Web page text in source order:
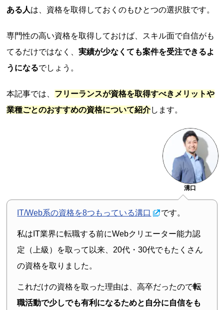
ある人は、資格を取得しておくのもひとつの選択肢です。
専門性の高い資格を取得しておけば、スキル面で自信がも
てるだけではなく、実績が少なくても案件を受注できるよ
うになるでしょう。
本記事では、 フリーランスが資格を取得すべきメリットや
業種ごとのおすすめの資格について紹介します。
溝口
IT/Web系の資格を8つもっている溝口 です。
私はIT業界に転職する前にWebクリエーター能力認
定（上級）を取って以来、20代・30代でもたくさん
の資格を取りました。
これだけの資格を取った理由は、高卒だったので転
職活動で少しでも有利になるためと自分に自信をも